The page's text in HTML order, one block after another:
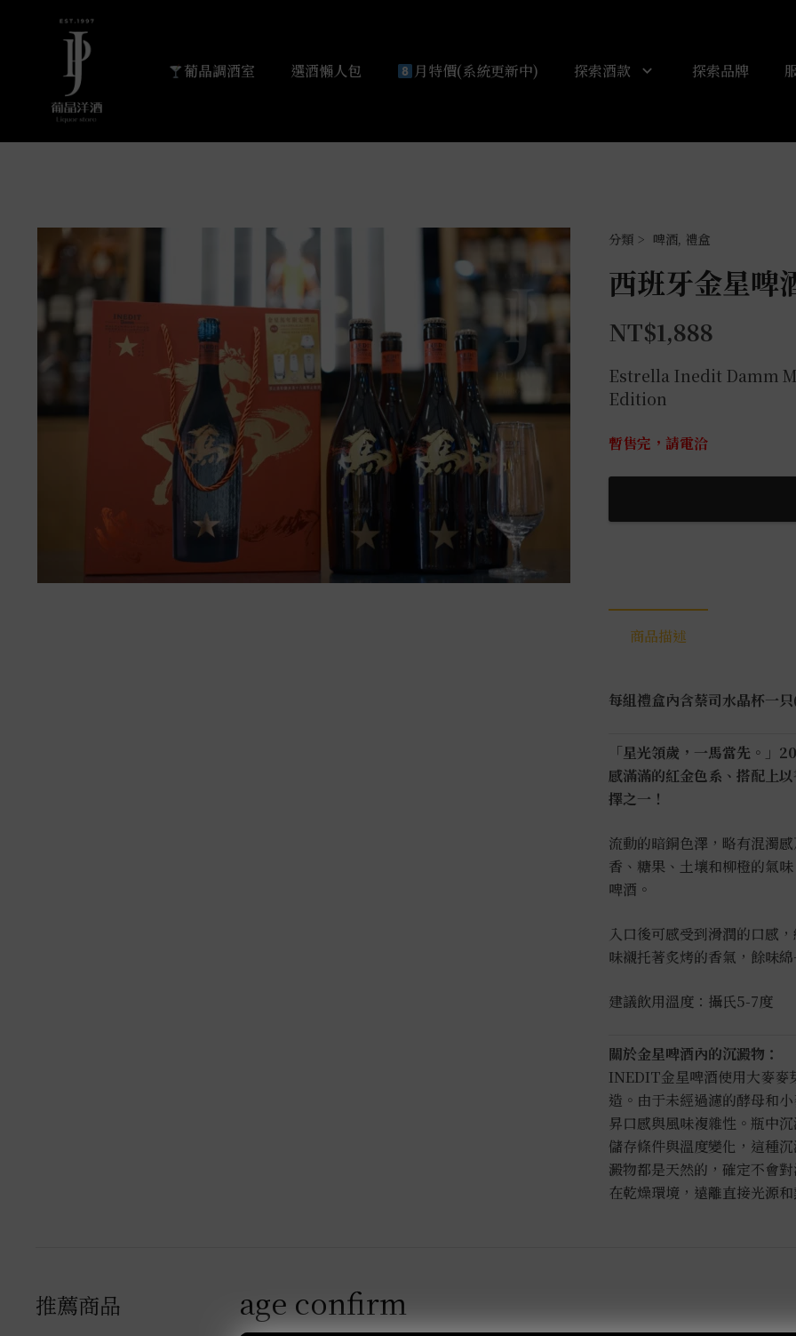
葡晶調酒室 選酒懶人包 月特價(系統更新中) 探索酒款 探索品牌
啤酒, 禮盒
西班牙金星啤
NT$1,888
Estrella Inedit Damm
Edition
暫售完，請電洽
商品描述
每組禮盒內含蔡司水晶杯一
「星光領歲，一馬當先。」
感滿滿的紅金色系、搭配上
擇之一！
流動的暗銅色澤，略有混濁
香、糖果、土壤和柳橙的氣
啤酒。
入口後可感受到滑潤的口感
味襯托著炙烤的香氣，餘味
建議飲用溫度：攝氏5-7度
關於金星啤酒內的沉澱物：
INEDIT金星啤酒使用大麥麥
造。由于未經過濾的酵母和
昇口感與風味複雜性。瓶中
儲存條件與溫度變化，這種
澱物都是天然的，確定不會
在乾燥環境，遠離直接光源
推薦商品 age confirm